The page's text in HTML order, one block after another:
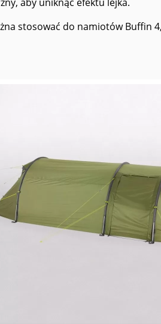
stosować do namiotów Buffin